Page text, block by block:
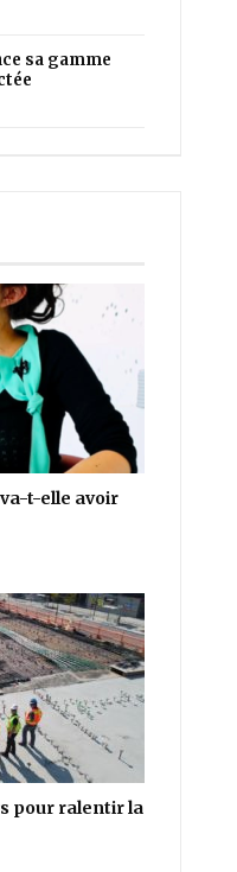
sa gamme
t-elle avoir
pour ralentir la